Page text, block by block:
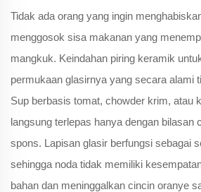
Tidak ada orang yang ingin
menggosok sisa makanan yang
mangkuk. Keindahan piring keramik
permukaan glasirnya yang secara alami
Sup berbasis tomat, chowder krim, atau
langsung terlepas hanya dengan bilasan
spons. Lapisan glasir berfungsi sebagai
sehingga noda tidak memiliki
bahan dan meninggalkan cincin oranye